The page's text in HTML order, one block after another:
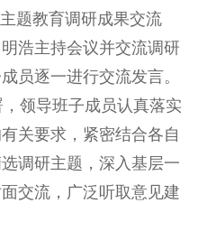
题教育调研成果交流
浩主持会议并交流调研
员逐一进行交流发言。
领导班子成员认真落实
关要求，紧密结合各自
调研主题，深入基层一
交流，广泛听取意见建